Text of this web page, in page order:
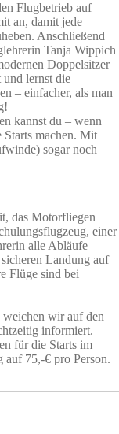
Flugbetrieb auf –
an, damit jede
Anschließend
Tanja Wippich
Doppelsitzer
lernst die
– einfacher, als man
kannst du – wenn
Starts machen. Mit
sogar noch
das Motorfliegen
einer
alle Abläufe –
Landung auf
Flüge sind bei
wir auf den
informiert.
für die Starts im
75,-€ pro Person.